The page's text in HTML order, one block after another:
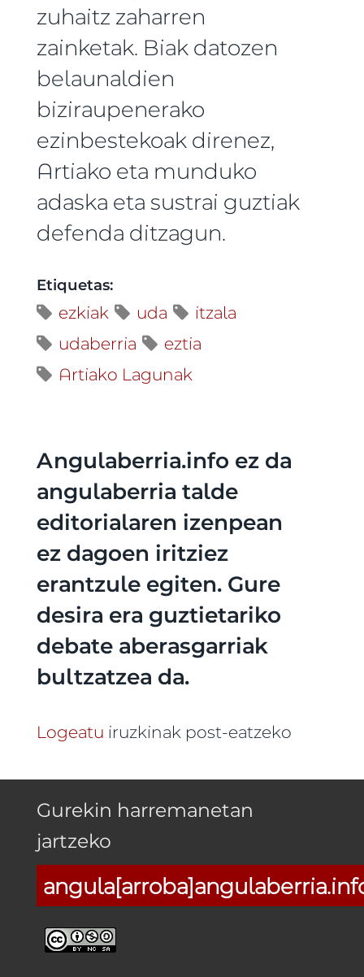
zuhaitz zaharren
zainketak. Biak datozen
belaunaldien
biziraupenerako
ezinbestekoak direnez,
Artiako eta munduko
adaska eta sustrai guztiak
defenda ditzagun.
Etiquetas:
ezkiak uda
itzala
udaberria
eztia
Artiako Lagunak
Angulaberria.info ez da
angulaberria talde
editorialaren izenpean
ez dagoen iritziez
erantzule egiten. Gure
desira era guztietariko
debate aberasgarriak
bultzatzea da.
Logeatu iruzkinak post-eatzeko
Gurekin harremanetan
jartzeko